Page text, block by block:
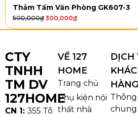
Thảm Tấm Văn Phòng GK607-3
500,000₫ 300,000₫
CTY
TNHH
TM DV
127HOME
CN 1: 355 Tô
VỀ 127
HOME
Trang chủ
Phụ kiện nội
thất nhà
DỊCH
HÀNG
chung